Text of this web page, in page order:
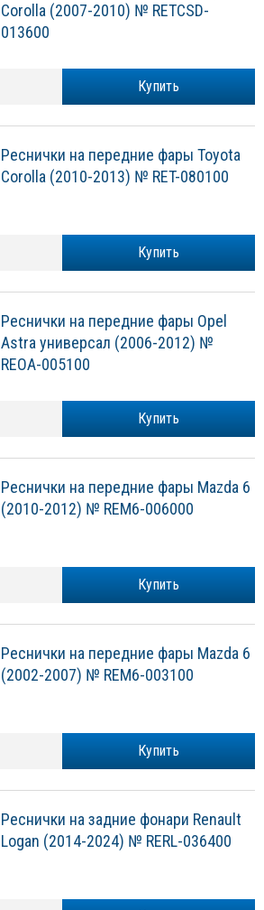
Corolla (2007-2010) № RETCSD-
013600
Купить
Реснички на передние фары Toyota
Corolla (2010-2013) № RET-080100
Купить
Реснички на передние фары Opel
Astra универсал (2006-2012) №
REOA-005100
Купить
Реснички на передние фары Mazda 6
(2010-2012) № REM6-006000
Купить
Реснички на передние фары Mazda 6
(2002-2007) № REM6-003100
Купить
Реснички на задние фонари Renault
Logan (2014-2024) № RERL-036400